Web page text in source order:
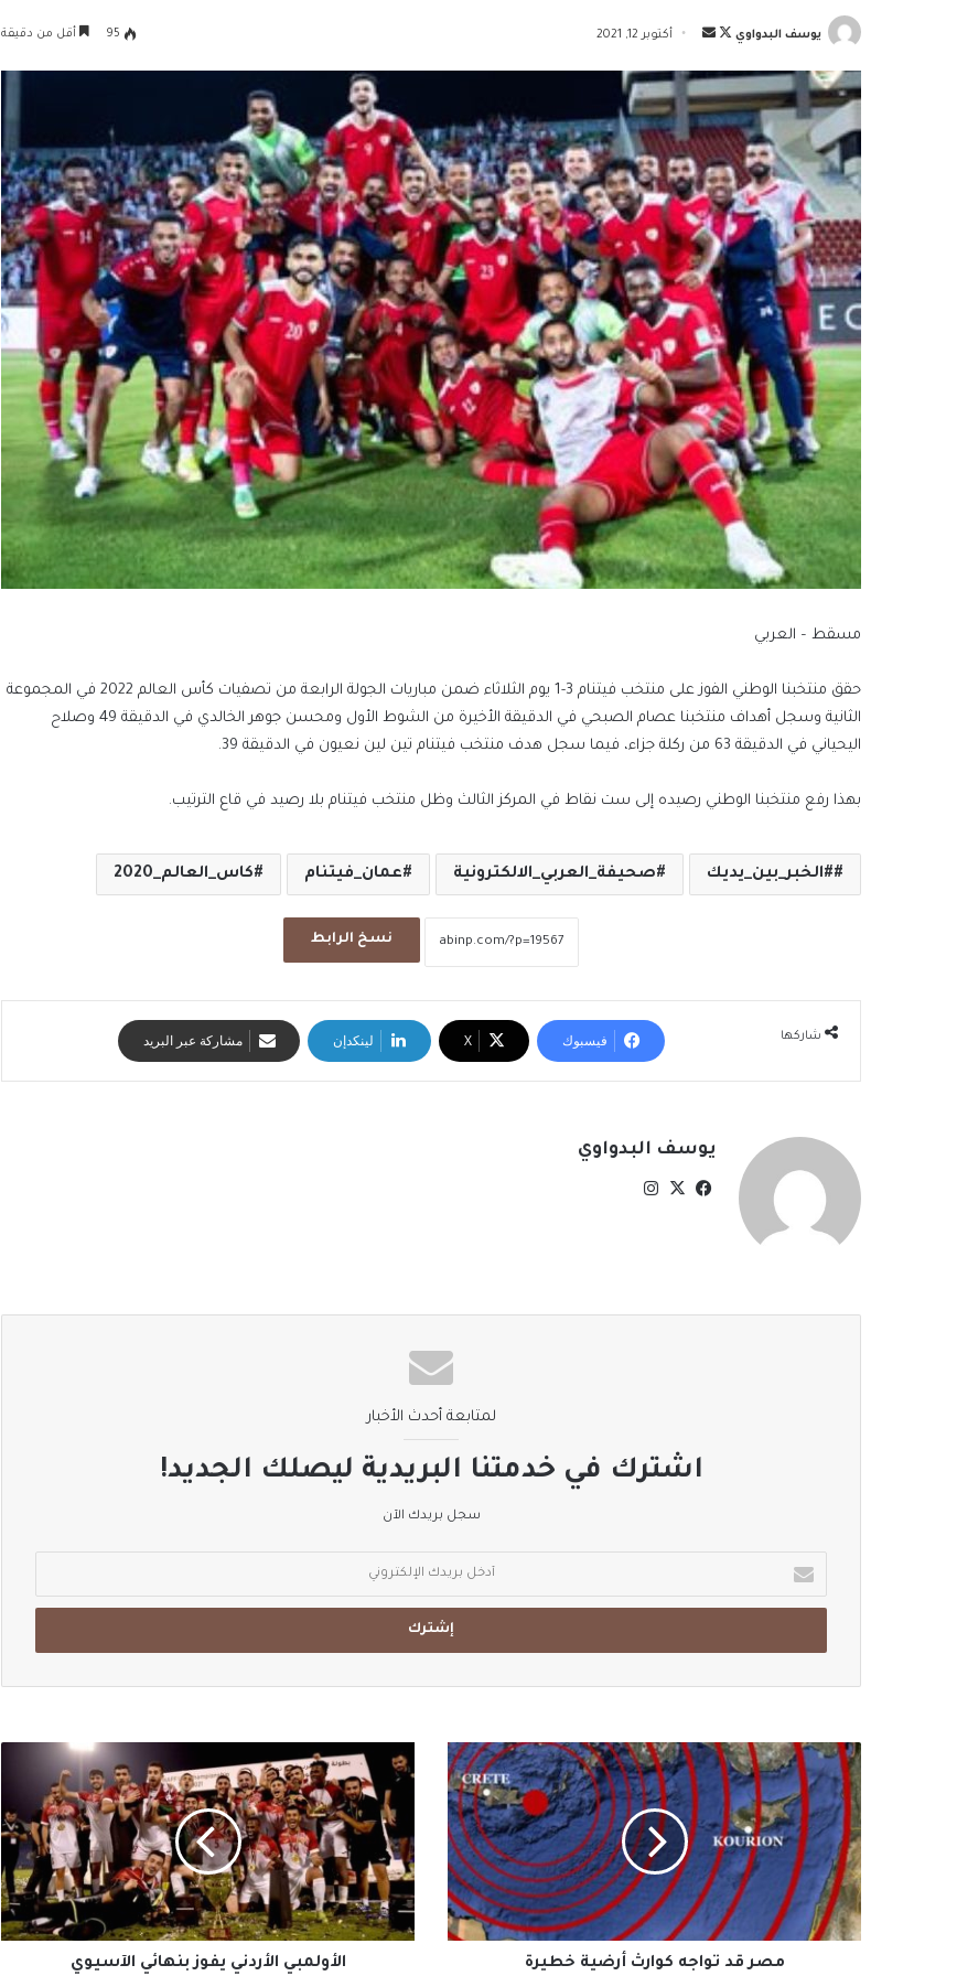
يوسف البدواوي
تابعأرسل
إلكترونيا
أكتوبر 12, 2021 95 أقل من دقيقة
مسقط – العربي
حقق منتخبنا الوطني الفوز على منتخب فيتنام 3-1 يوم الثلاثاء ضمن مباريات الجولة الرابعة من تصفيات كأس العالم 2022 في المجموعة
الثانية وسجل أهداف منتخبنا عصام الصبحي في الدقيقة الأخيرة من الشوط الأول ومحسن جوهر الخالدي في الدقيقة 49 وصلاح
اليحياني في الدقيقة 63 من ركلة جزاء، فيما سجل هدف منتخب فيتنام تين لين نعيون في الدقيقة 39.
بهذا رفع منتخبنا الوطني رصيده إلى ست نقاط في المركز الثالث وظل منتخب فيتنام بلا رصيد في قاع الترتيب.
#الخبر_بين_يديك صحيفة_العربي_الالكترونية عمان_فيتنام كاس_العالم_2020
نسخ الرابط
شاركها فيسبوك ‫X لينكدإن مشاركة عبر البريد
يوسف البدواوي
فيسبوك
‫X
لمتابعة أحدث الأخبار
اشترك في خدمتنا البريدية ليصلك الجديد!
سجل بريدك الآن
بريدك
الإلكتروني
مصر
قد
تواجه
كوارث
أرضية
خطيرة
مصر قد تواجه كوارث أرضية خطيرة
الأولمبي
الأردني
بنهائي
الآسيوي
الأولمبي الأردني يفوز بنهائي الآسيوي